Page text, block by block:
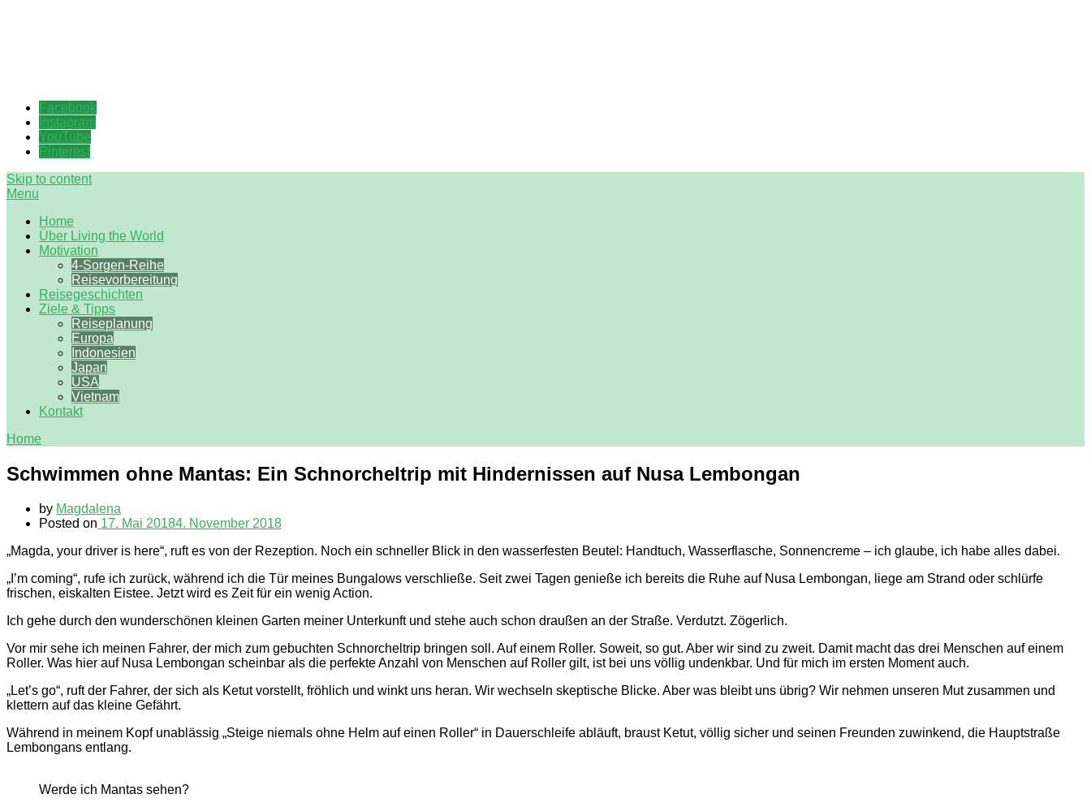
Facebook
Instagram
YouTube
Pinterest
Skip to content
Menu
Home
Über Living the World
Motivation
4-Sorgen-Reihe
Reisevorbereitung
Reisegeschichten
Ziele & Tipps
Reiseplanung
Europa
Indonesien
Japan
USA
Vietnam
Kontakt
Home
Schwimmen ohne Mantas: Ein Schnorcheltrip mit Hindernissen auf Nusa Lembongan
by Magdalena
Posted on 17. Mai 20184. November 2018
„Magda, your driver is here“, ruft es von der Rezeption. Noch ein schneller Blick in den wasserfesten Beutel: Handtuch, Wasserflasche, Sonnencreme – ich glaube, ich habe alles dabei.
„I’m coming“, rufe ich zurück, während ich die Tür meines Bungalows verschließe. Seit zwei Tagen genieße ich bereits die Ruhe auf Nusa Lembongan, liege am Strand oder schlürfe
frischen, eiskalten Eistee. Jetzt wird es Zeit für ein wenig Action.
Ich gehe durch den wunderschönen kleinen Garten meiner Unterkunft und stehe auch schon draußen an der Straße. Verdutzt. Zögerlich.
Vor mir sehe ich meinen Fahrer, der mich zum gebuchten Schnorcheltrip bringen soll. Auf einem Roller. Soweit, so gut. Aber wir sind zu zweit. Damit macht das drei Menschen auf einem
Roller. Was hier auf Nusa Lembongan scheinbar als die perfekte Anzahl von Menschen auf Roller gilt, ist bei uns völlig undenkbar. Und für mich im ersten Moment auch.
„Let’s go“, ruft der Fahrer, der sich als Ketut vorstellt, fröhlich und winkt uns heran. Wir wechseln skeptische Blicke. Aber was bleibt uns übrig? Wir nehmen unseren Mut zusammen und
klettern auf das kleine Gefährt.
Während in meinem Kopf unablässig „Steige niemals ohne Helm auf einen Roller“ in Dauerschleife abläuft, braust Ketut, völlig sicher und seinen Freunden zuwinkend, die Hauptstraße
Lembongans entlang.
Werde ich Mantas sehen?